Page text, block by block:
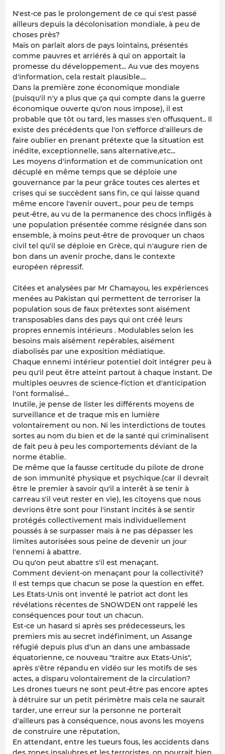
N'est-ce pas le prolongement de ce qui s'est passé
ailleurs depuis la décolonisation mondiale, à peu de
choses près?
Mais on parlait alors de pays lointains, présentés
comme pauvres et arriérés à qui on apportait la
promesse du développement... Au vue des moyens
d'information, cela restait plausible....
Dans la première zone économique mondiale
(puisqu'il n'y a plus que ça qui compte dans la guerre
économique ouverte qu'on nous impose), il est
probable que tôt ou tard, les masses s'en offusquent.. Il
existe des précédents que l'on s'efforce d'ailleurs de
faire oublier en prenant prétexte que la situation est
inédite, exceptionnelle, sans alternative,etc...
Les moyens d'information et de communication ont
décuplé en même temps que se déploie une
gouvernance par la peur grâce toutes ces alertes et
crises qui se succèdent sans fin, ce qui laisse quand
même encore l'avenir ouvert., pour peu de temps
peut-être, au vu de la permanence des chocs infligés à
une population présentée comme résignée dans son
ensemble, à moins peut-être de provoquer un chaos
civil tel qu'il se déploie en Grèce, qui n'augure rien de
bon dans un avenir proche, dans le contexte
européen répressif.
Citées et analysées par Mr Chamayou, les expériences
menées au Pakistan qui permettent de terroriser la
population sous de faux prétextes sont aisément
transposables dans des pays qui ont créé leurs
propres ennemis intérieurs . Modulables selon les
besoins mais aisément repérables, aisément
diabolisés par une exposition médiatique.
Chaque ennemi intérieur potentiel doit intégrer peu à
peu qu'il peut être atteint partout à chaque instant. De
multiples oeuvres de science-fiction et d'anticipation
l'ont formalisé...
Inutile, je pense de lister les différents moyens de
surveillance et de traque mis en lumière
volontairement ou non. Ni les interdictions de toutes
sortes au nom du bien et de la santé qui criminalisent
de fait peu à peu les comportements déviant de la
norme établie.
De même que la fausse certitude du pilote de drone
de son immunité physique et psychique.(car il devrait
être le premier à savoir qu'il a interêt à se tenir à
carreau s'il veut rester en vie), les citoyens que nous
devrions être sont pour l'instant incités à se sentir
protégés collectivement mais individuellement
poussés à se surpasser mais à ne pas dépasser les
limites autorisées sous peine de devenir un jour
l'ennemi à abattre.
Ou qu'on peut abattre s'il est menaçant.
Comment devient-on menaçant pour la collectivité?
Il est temps que chacun se pose la question en effet.
Les Etats-Unis ont inventé le patriot act dont les
révélations récentes de SNOWDEN ont rappelé les
conséquences pour tout un chacun.
Est-ce un hasard si après ses prédecesseurs, les
premiers mis au secret indéfiniment, un Assange
réfugié depuis plus d'un an dans une ambassade
équatorienne, ce nouveau "traitre aux Etats-Unis",
après s'être répandu en vidéo sur les motifs de ses
actes, a disparu volontairement de la circulation?
Les drones tueurs ne sont peut-être pas encore aptes
à détruire sur un petit périmètre mais cela ne saurait
tarder, une erreur sur la personne ne porterait
d'ailleurs pas à conséquence, nous avons les moyens
de construire une réputation,
En attendant, entre les tueurs fous, les accidents dans